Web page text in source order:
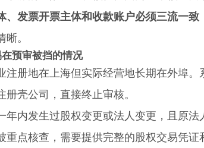
、发票开票主体和收款账户必须三流一致
。
预审被挡的情况
册地在上海但实际经营地长期在外埠。
册壳公司，直接终止审核。
内发生过股权变更或法人变更，且原法
重点核查，需要提供完整的股权交易凭证